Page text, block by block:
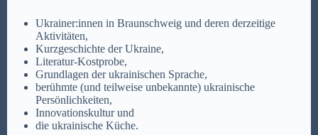
Ukrainer:innen in Braunschweig und deren derzeitige
Aktivitäten,
Kurzgeschichte der Ukraine,
Literatur-Kostprobe,
Grundlagen der ukrainischen Sprache,
berühmte (und teilweise unbekannte) ukrainische
Persönlichkeiten,
Innovationskultur und
die ukrainische Küche.